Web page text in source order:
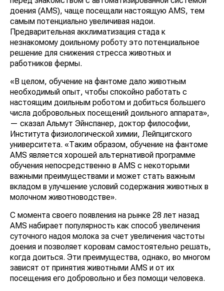
доения (AMS), чаще посещали настоящую AMS, тем
самым потенциально увеличивая надои.
Предварительная акклиматизация стада к
незнакомому доильному роботу это потенциальное
решение для снижения стресса животных и
работников фермы.
«В целом, обучение на фантоме дало животным
необходимый опыт, чтобы спокойно работать с
настоящим доильным роботом и добиться большего
числа добровольных посещений доильного аппарата»,
— сказал Альмут Эйнспанер, доктор философии,
Института физиологической химии, Лейпцигского
университета. «Таким образом, обучение на фантоме
AMS является хорошей альтернативой программе
обучения непосредственно в AMS с некоторыми
важными преимуществами и может стать важным
вкладом в улучшение условий содержания животных в
молочном животноводстве».
С момента своего появления на рынке 28 лет назад
AMS набирает популярность как способ увеличения
суточного надоя молока за счет увеличения частоты
доения и позволяет коровам самостоятельно решать,
когда доиться. Эти преимущества, однако, во многом
зависят от принятия животными AMS и от их
посещения его добровольно и без помощи человека.